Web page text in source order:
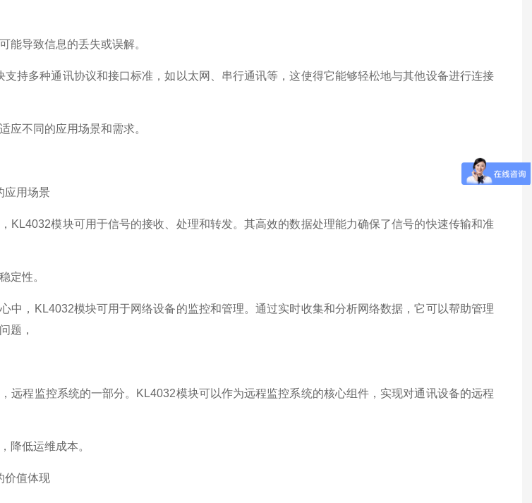
能导致信息的丢失或误解。
支持多种通讯协议和接口标准，如以太网、串行通讯等，这使得它能够轻松地与其他设备进行连接
应不同的应用场景和需求。
应用场景
KL4032模块可用于信号的接收、处理和转发。其高效的数据处理能力确保了信号的快速传输和准
定性。
中，KL4032模块可用于网络设备的监控和管理。通过实时收集和分析网络数据，它可以帮助管理
题，
远程监控系统的一部分。KL4032模块可以作为远程监控系统的核心组件，实现对通讯设备的远程
降低运维成本。
价值体现